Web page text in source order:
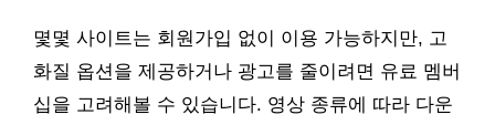
몇몇 사이트는 회원가입 없이 이용 가능하지만, 고
화질 옵션을 제공하거나 광고를 줄이려면 유료 멤버
십을 고려해볼 수 있습니다. 영상 종류에 따라 다운